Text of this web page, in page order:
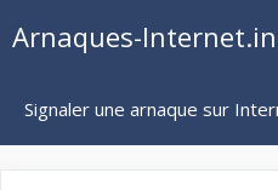
auArnaques-
Signaler une arnaque sur